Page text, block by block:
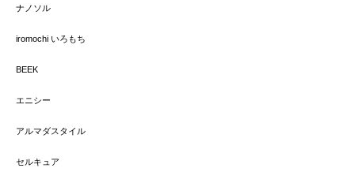
ナノソル
iromochi いろもち
BEEK
エニシー
アルマダスタイル
セルキュア